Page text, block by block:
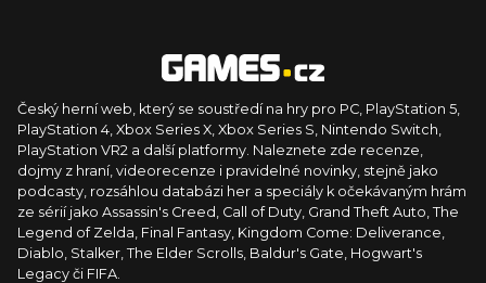
Český herní web, který se soustředí na hry pro PC, PlayStation 5,
PlayStation 4, Xbox Series X, Xbox Series S, Nintendo Switch,
PlayStation VR2 a další platformy. Naleznete zde recenze,
dojmy z hraní, videorecenze i pravidelné novinky, stejně jako
podcasty, rozsáhlou databázi her a speciály k očekávaným hrám
ze sérií jako Assassin's Creed, Call of Duty, Grand Theft Auto, The
Legend of Zelda, Final Fantasy, Kingdom Come: Deliverance,
Diablo, Stalker, The Elder Scrolls, Baldur's Gate, Hogwart's
Legacy či FIFA.